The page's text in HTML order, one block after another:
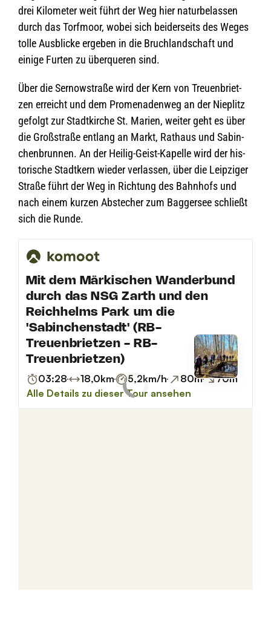
drei Kilo­me­ter weit führt der Weg hier natur­be­las­sen
durch das Torf­moor, wobei sich bei­der­seits des Weges
tolle Aus­bli­cke erge­ben in die Bruch­land­schaft und
einige Fur­ten zu über­que­ren sind.
Über die Ser­now­straße wird der Kern von Treu­en­briet­
zen erreicht und dem Pro­me­na­den­weg an der Nie­plitz
gefolgt zur Stadt­kir­che St. Marien, wei­ter geht es über
die Groß­straße ent­lang an Markt, Rat­haus und Sabin­
chen­brun­nen. An der Hei­lig-Geist-Kapelle wird der his­
to­ri­sche Stadt­kern wie­der ver­las­sen, über die Leip­zi­ger
Straße führt der Weg in Rich­tung des Bahn­hofs und
nach einem kur­zen Abste­cher zum Bag­ger­see schließt
sich die Runde.